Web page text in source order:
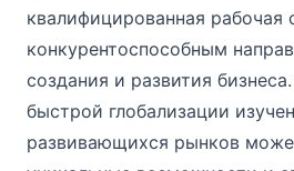
квалифицированная рабочая
конкурентоспособным
создания и развития
быстрой глобализации
развивающихся рынков